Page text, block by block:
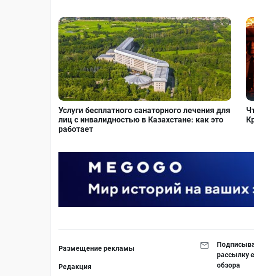
Услуги бесплатного санаторного лечения для
лиц с инвалидностью в Казахстане: как это
работает
Размещение рекламы
Редакция
рассылку
обзора